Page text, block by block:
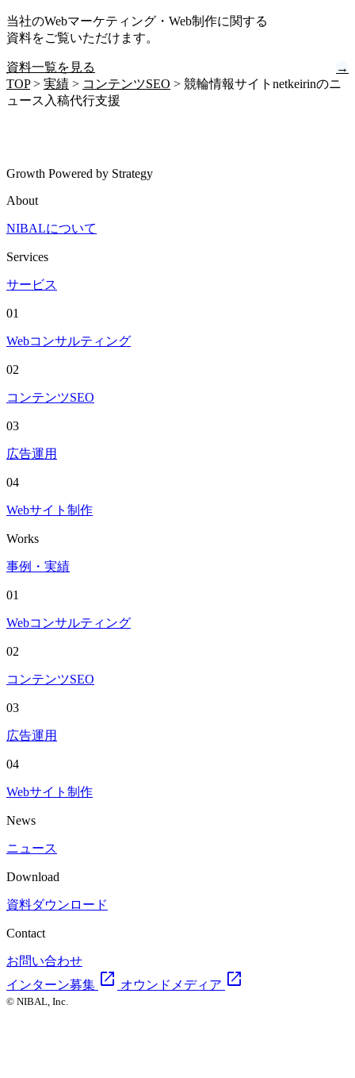
当社のWebマーケティング・Web制作に関する
資料をご覧いただけます。
資料一覧を見る
→
TOP> 実績 > コンテンツSEO > 競輪情報サイトnetkeirinのニ
ュース入稿代行支援
Growth Powered by Strategy
About
NIBALについて
Services
サービス
01
Webコンサルティング
02
コンテンツSEO
03
広告運用
04
Webサイト制作
Works
事例・実績
01
Webコンサルティング
02
コンテンツSEO
03
広告運用
04
Webサイト制作
News
ニュース
Download
資料ダウンロード
Contact
お問い合わせ
インターン募集 open_in_new オウンドメディア open_in_new
© NIBAL, Inc.